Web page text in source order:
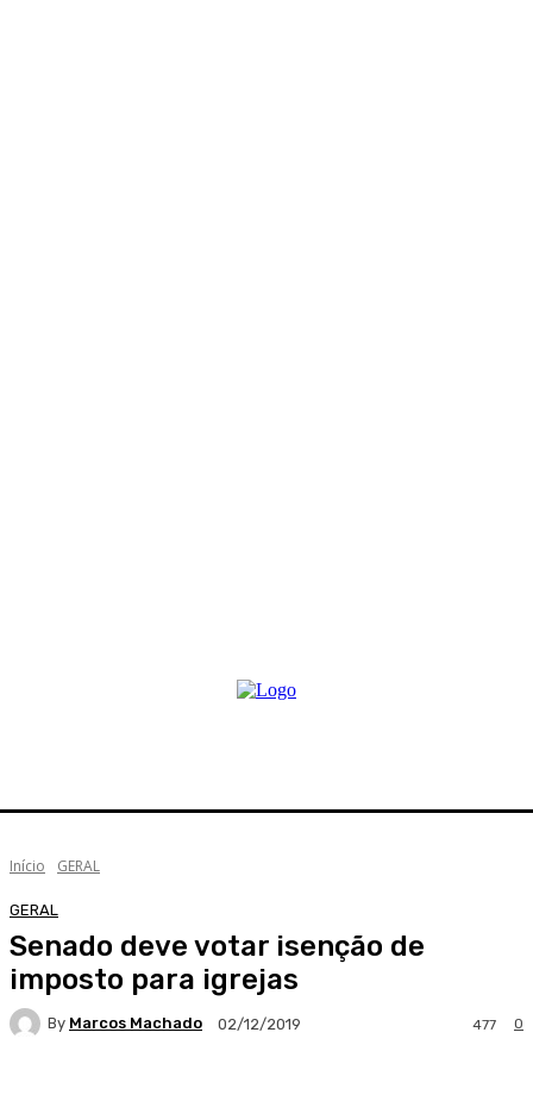
Início GERAL
GERAL
Senado deve votar isenção de
imposto para igrejas
By Marcos Machado 02/12/2019 0
477